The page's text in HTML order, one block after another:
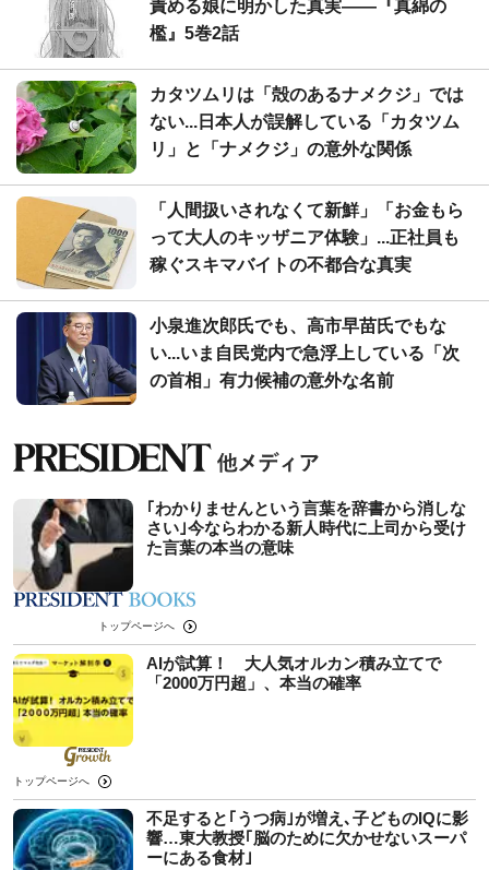
責める娘に明かした真実――『真綿の
檻』5巻2話
カタツムリは「殻のあるナメクジ」では
ない...日本人が誤解している「カタツム
リ」と「ナメクジ」の意外な関係
「人間扱いされなくて新鮮」「お金もら
って大人のキッザニア体験」...正社員も
稼ぐスキマバイトの不都合な真実
小泉進次郎氏でも、高市早苗氏でもな
い...いま自民党内で急浮上している「次
の首相」有力候補の意外な名前
｢わかりませんという言葉を辞書から消しな
さい｣今ならわかる新人時代に上司から受け
た言葉の本当の意味
トップページへ
AIが試算！ 大人気オルカン積み立てで
「2000万円超」、本当の確率
トップページへ
不足すると｢うつ病｣が増え､子どものIQに影
響…東大教授｢脳のために欠かせないスーパ
ーにある食材｣